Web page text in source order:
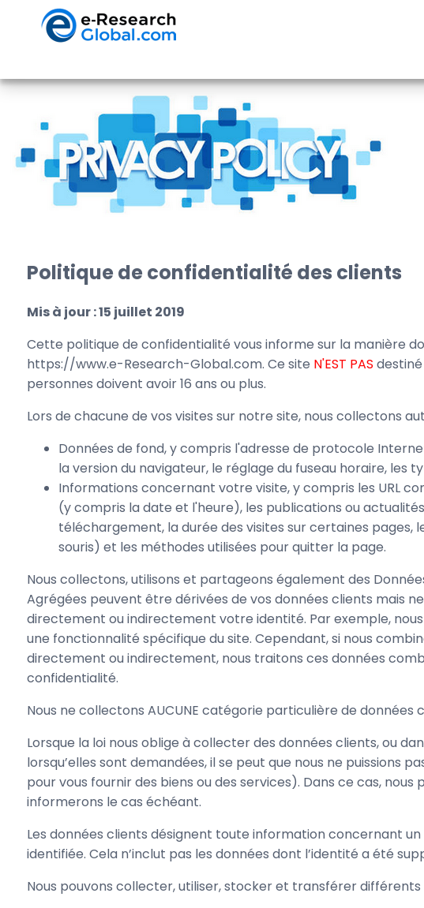
Politique de confidentialité des clients
Mis à jour : 15 juillet 2019
Cette politique de confidentialité vous informe sur la manière
https://www.e-Research-Global.com. Ce site N'EST PAS
personnes doivent avoir 16 ans ou plus.
Lors de chacune de vos visites sur notre site, nous collectons
Données de fond, y compris l'adresse de protocole
la version du navigateur, le réglage du fuseau horaire,
Informations concernant votre visite, y compris les URL
(y compris la date et l'heure), les publications ou
téléchargement, la durée des visites sur certaines
souris) et les méthodes utilisées pour quitter la page.
Nous collectons, utilisons et partageons également des
Agrégées peuvent être dérivées de vos données clients mais
directement ou indirectement votre identité. Par exemple,
une fonctionnalité spécifique du site. Cependant, si nous
directement ou indirectement, nous traitons ces données
confidentialité.
Nous ne collectons AUCUNE catégorie particulière de données
Lorsque la loi nous oblige à collecter des données clients, ou
lorsqu’elles sont demandées, il se peut que nous ne puissions
pour vous fournir des biens ou des services). Dans ce cas,
informerons le cas échéant.
Les données clients désignent toute information concernant
identifiée. Cela n’inclut pas les données dont l’identité a été
Nous pouvons collecter, utiliser, stocker et transférer